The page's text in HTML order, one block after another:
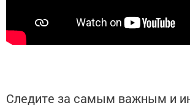
Следите за самым важным и